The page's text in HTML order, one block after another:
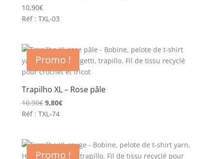
10,90€
Réf : TXL-03
Promo !
Trapilho XL – Rose pâle
10,90€ Le
prix
10,90€.
9,80€Le
9,80€.
Réf : TXL-74
Promo !